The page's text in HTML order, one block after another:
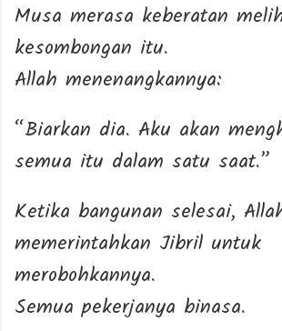
Musa merasa keberatan
kesombongan itu.
Allah menenangkannya:
“Biarkan dia. Aku akan
semua itu dalam satu saat.”
Ketika bangunan selesai,
memerintahkan Jibril untuk
merobohkannya.
Semua pekerjanya binasa.